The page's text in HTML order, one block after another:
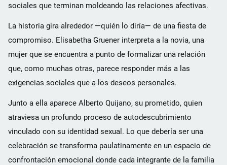
sociales que terminan moldeando las relaciones afectivas.
La historia gira alrededor —quién lo diría— de una fiesta de
compromiso. Elisabetha Gruener interpreta a la novia, una
mujer que se encuentra a punto de formalizar una relación
que, como muchas otras, parece responder más a las
exigencias sociales que a los deseos personales.
Junto a ella aparece Alberto Quijano, su prometido, quien
atraviesa un profundo proceso de autodescubrimiento
vinculado con su identidad sexual. Lo que debería ser una
celebración se transforma paulatinamente en un espacio de
confrontación emocional donde cada integrante de la familia